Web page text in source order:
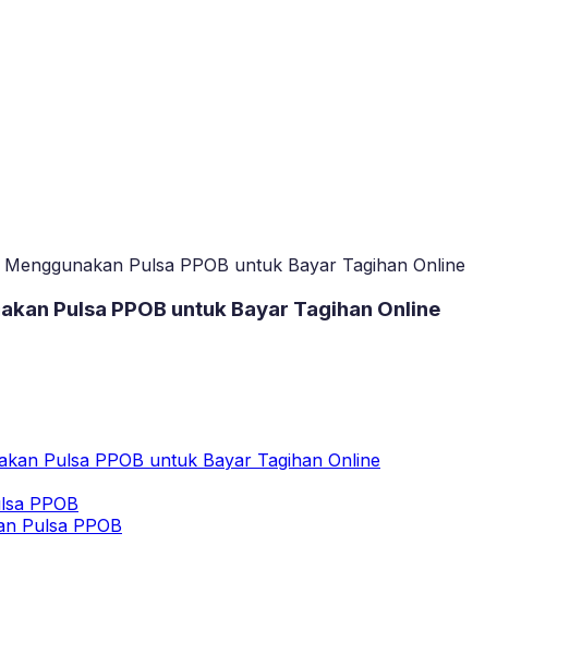
Pulsa PPOB untuk Bayar Tagihan Online
Pulsa PPOB untuk Bayar Tagihan Online
Pulsa PPOB untuk Bayar Tagihan Online
PPOB
Pulsa PPOB